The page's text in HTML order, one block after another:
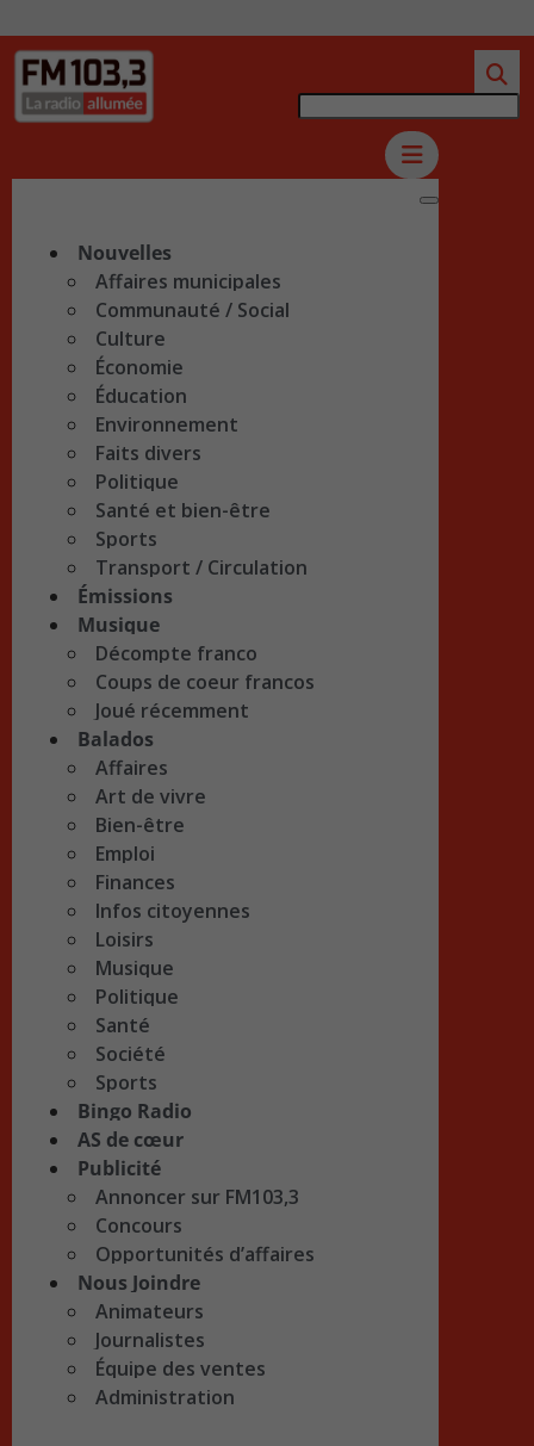
Nouvelles
Affaires municipales
Communauté / Social
Culture
Économie
Éducation
Environnement
Faits divers
Politique
Santé et bien-être
Sports
Transport / Circulation
Émissions
Musique
Décompte franco
Coups de coeur francos
Joué récemment
Balados
Affaires
Art de vivre
Bien-être
Emploi
Finances
Infos citoyennes
Loisirs
Musique
Politique
Santé
Société
Sports
Bingo Radio
AS de cœur
Publicité
Annoncer sur FM103,3
Concours
Opportunités d’affaires
Nous Joindre
Animateurs
Journalistes
Équipe des ventes
Administration